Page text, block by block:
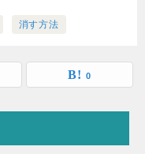
消す方法
0